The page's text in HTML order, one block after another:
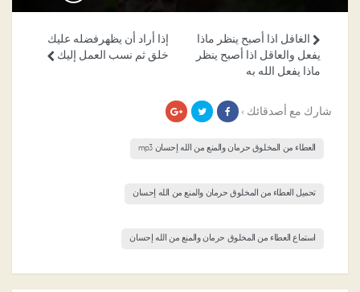
إذا أراد أن يظهرفضله عليك
خلق ثم نسب العمل إليك
الغافل اذا أصبح ينظر ماذا
يفعل والعاقل اذا أصبح ينظر
ماذا يفعل الله به
شارك مع أصدقائك ›
العطاء من المخلوق حرمان والمنع من الله إحسان mp3
تحميل العطاء من المخلوق حرمان والمنع من الله إحسان
استماع العطاء من المخلوق حرمان والمنع من الله إحسان